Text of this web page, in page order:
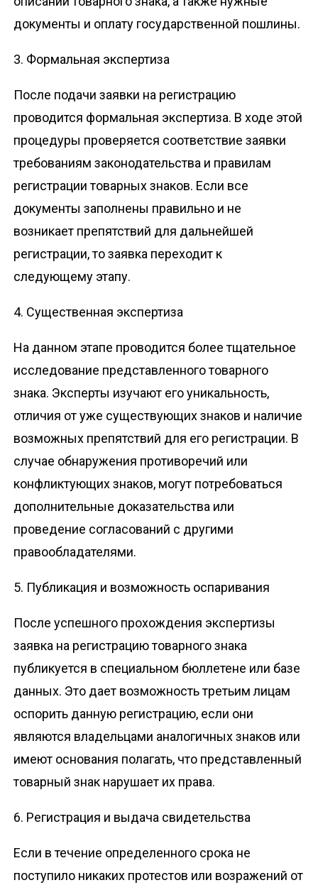
документы и оплату государственной пошлины.
3. Формальная экспертиза
После подачи заявки на регистрацию
проводится формальная экспертиза. В ходе этой
процедуры проверяется соответствие заявки
требованиям законодательства и правилам
регистрации товарных знаков. Если все
документы заполнены правильно и не
возникает препятствий для дальнейшей
регистрации, то заявка переходит к
следующему этапу.
4. Существенная экспертиза
На данном этапе проводится более тщательное
исследование представленного товарного
знака. Эксперты изучают его уникальность,
отличия от уже существующих знаков и наличие
возможных препятствий для его регистрации. В
случае обнаружения противоречий или
конфликтующих знаков, могут потребоваться
дополнительные доказательства или
проведение согласований с другими
правообладателями.
5. Публикация и возможность оспаривания
После успешного прохождения экспертизы
заявка на регистрацию товарного знака
публикуется в специальном бюллетене или базе
данных. Это дает возможность третьим лицам
оспорить данную регистрацию, если они
являются владельцами аналогичных знаков или
имеют основания полагать, что представленный
товарный знак нарушает их права.
6. Регистрация и выдача свидетельства
Если в течение определенного срока не
поступило никаких протестов или возражений от